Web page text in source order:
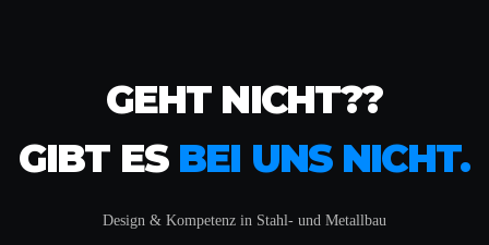
GEHT NICHT??
GIBT ES BEI UNS NICHT.
Design & Kompetenz in Stahl- und Metallbau